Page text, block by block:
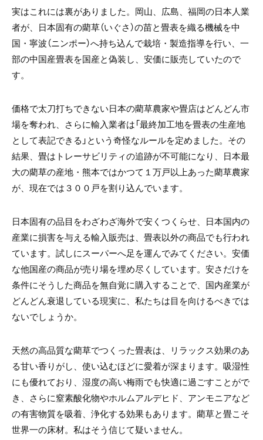
実はこれには裏がありました。岡山、広島、福岡の日本人業
者が、日本固有の藺草（いぐさ）の苗と畳表を織る機械を中
国・寧波（ニンポー）へ持ち込んで栽培・製造指導を行い、一
部の中国産畳表を国産と偽装し、安価に販売していたので
す。
価格で太刀打ちできない日本の藺草農家や畳店はどんどん市
場を奪われ、さらに輸入業者は「最終加工地を畳表の生産地
として表記できる」という奇怪なルールを定めました。その
結果、畳はトレーサビリティの追跡が不可能になり、日本最
大の藺草の産地・熊本ではかつて１万戸以上あった藺草農家
が、現在では３００戸を割り込んでいます。
日本固有の品目をわざわざ海外で安くつくらせ、日本国内の
産業に損害を与える輸入販売は、畳表以外の商品でも行われ
ています。試しにスーパーへ足を運んでみてください。安価
な他国産の商品が売り場を埋め尽くしています。安さだけを
条件にそうした商品を無自覚に購入することで、国内産業が
どんどん衰退している現実に、私たちは目を向けるべきでは
ないでしょうか。
天然の高品質な藺草でつくった畳表は、リラックス効果のあ
る甘い香りがし、使い込むほどに愛着が深まります。吸湿性
にも優れており、湿度の高い梅雨でも快適に過ごすことがで
き、さらに窒素酸化物やホルムアルデヒド、アンモニアなど
の有害物質を吸着、浄化する効果もあります。藺草と畳こそ
世界一の床材。私はそう信じて疑いません。